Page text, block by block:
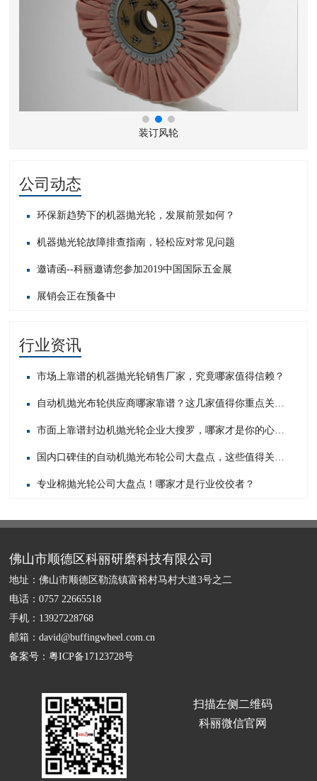
装订风轮
公司动态
环保新趋势下的机器抛光轮，发展前景如何？
机器抛光轮故障排查指南，轻松应对常见问题​
邀请函--科丽邀请您参加2019中国国际五金展
展销会正在预备中
行业资讯
市场上靠谱的机器抛光轮销售厂家，究竟哪家值得信赖？
自动机抛光布轮供应商哪家靠谱？这几家值得你重点关注！
市面上靠谱封边机抛光轮企业大搜罗，哪家才是你的心头好？
国内口碑佳的自动机抛光布轮公司大盘点，这些值得关注！
专业棉抛光轮公司大盘点！哪家才是行业佼佼者？
佛山市顺德区科丽研磨科技有限公司
地址：佛山市顺德区勒流镇富裕村马村大道3号之二
电话：0757 22665518
手机：13927228768
邮箱：david@buffingwheel.com.cn
备案号：粤ICP备17123728号
扫描左侧二维码
科丽微信官网